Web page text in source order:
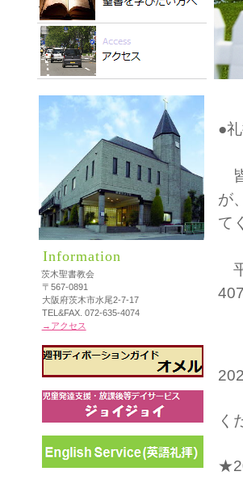
●
が
て
※
く
Information
茨木聖書教会
〒567-0891
大阪府茨木市水尾2-7-17
TEL&FAX. 072-635-4074
→アクセス